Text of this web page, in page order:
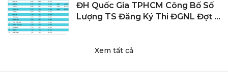
ĐH Quốc Gia TPHCM Công Bố Số
Lượng TS Đăng Ký Thi ĐGNL Đợt 2
Xem tất cả